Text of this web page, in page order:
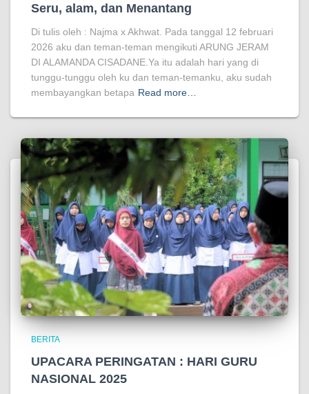
Seru, alam, dan Menantang
Di tulis oleh : Najma x Akhwat. Pada tanggal 12 februari
2026 aku dan teman-teman mengikuti ARUNG JERAM
DI ALAMANDA CISADANE.Ya itu adalah hari yang di
tunggu-tunggu oleh ku dan teman-temanku, aku sudah
membayangkan betapa Read more…
BERITA
UPACARA PERINGATAN : HARI GURU
NASIONAL 2025